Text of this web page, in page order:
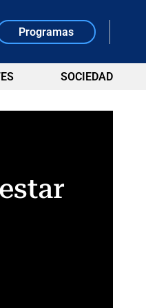
Programas
SOCIEDAD